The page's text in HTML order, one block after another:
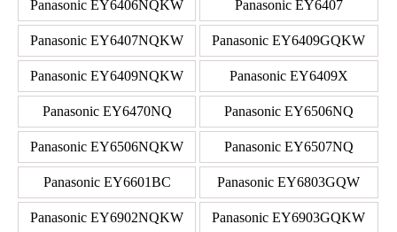
Panasonic EY6406NQKW Panasonic EY6407
Panasonic EY6407NQKW Panasonic EY6409GQKW
Panasonic EY6409NQKW Panasonic EY6409X
Panasonic EY6470NQ Panasonic EY6506NQ
Panasonic EY6506NQKW Panasonic EY6507NQ
Panasonic EY6601BC Panasonic EY6803GQW
Panasonic EY6902NQKW Panasonic EY6903GQKW